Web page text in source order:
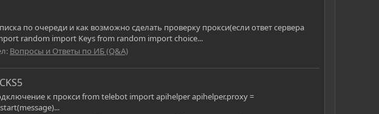
по очереди и как возможно сделать проверку прокси(если ответ сервера
random import Keys from random import choice...
Вопросы и Ответы по ИБ (Q&A)
к прокси from telebot import apihelper apihelper.proxy =